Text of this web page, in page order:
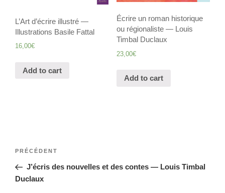
L’Art d’écrire illustré —
Illustrations Basile Fattal
16,00€
Add to cart
Écrire un roman historique
ou régionaliste — Louis
Timbal Duclaux
23,00€
Add to cart
Navigation
l’article
Article
précédent
PRÉCÉDENT
J’écris des nouvelles et des contes — Louis Timbal
Duclaux